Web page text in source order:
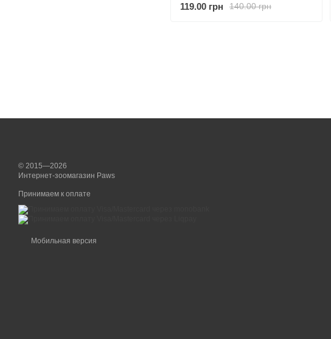
140.00 грн
119.00 грн
© 2015—2026
Интернет-зоомагазин Paws
Принимаем к оплате
Мобильная версия